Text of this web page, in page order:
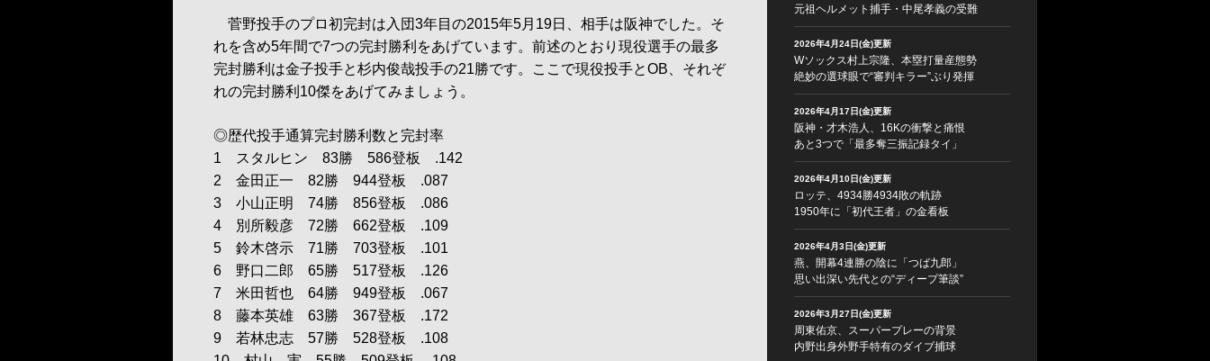
菅野投手のプロ初完封は入団3年目の2015年5月19日、相手は阪神でした。そ
れを含め5年間で7つの完封勝利をあげています。前述のとおり現役選手の最多
完封勝利は金子投手と杉内俊哉投手の21勝です。ここで現役投手とOB、それぞ
れの完封勝利10傑をあげてみましょう。
◎歴代投手通算完封勝利数と完封率
1 スタルヒン 83勝 586登板 .142
2 金田正一 82勝 944登板 .087
3 小山正明 74勝 856登板 .086
4 別所毅彦 72勝 662登板 .109
5 鈴木啓示 71勝 703登板 .101
6 野口二郎 65勝 517登板 .126
7 米田哲也 64勝 949登板 .067
8 藤本英雄 63勝 367登板 .172
9 若林忠志 57勝 528登板 .108
元祖ヘルメット捕手・中尾孝義の受難
2026年4月24日(金)更新
Wソックス村上宗隆、本塁打量産態勢
絶妙の選球眼で“審判キラー”ぶり発揮
2026年4月17日(金)更新
阪神・才木浩人、16Kの衝撃と痛恨
あと3つで「最多奪三振記録タイ」
2026年4月10日(金)更新
ロッテ、4934勝4934敗の軌跡
1950年に「初代王者」の金看板
2026年4月3日(金)更新
燕、開幕4連勝の陰に「つば九郎」
思い出深い先代との“ディープ筆談”
2026年3月27日(金)更新
周東佑京、スーパープレーの背景
内野出身外野手特有のダイブ捕球